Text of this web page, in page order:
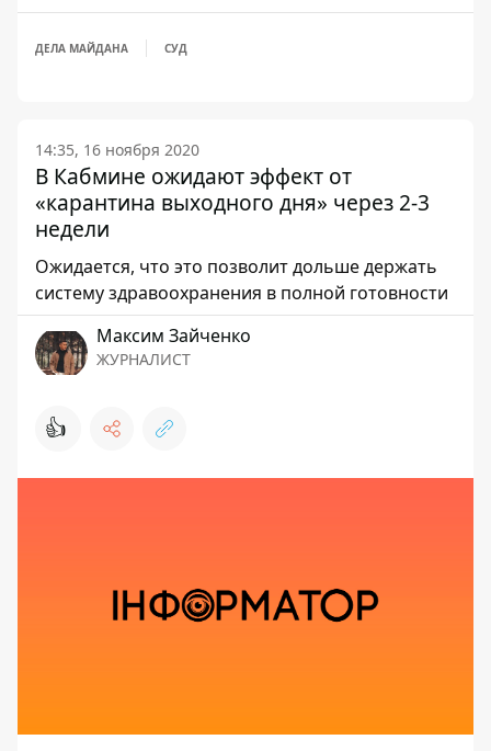
ДЕЛА МАЙДАНА СУД
14:35, 16 ноября 2020
В Кабмине ожидают эффект от
«карантина выходного дня» через 2-3
недели
Ожидается, что это позволит дольше держать
систему здравоохранения в полной готовности
Максим Зайченко
ЖУРНАЛИСТ
👍